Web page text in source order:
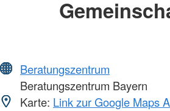
Beratungszentrum
Beratungszentrum Bayern
Karte: Link zur Google Maps